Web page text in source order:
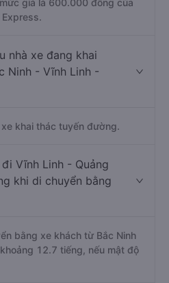
giá là 600.000 đồng của
nhà xe đang khai
Ninh - Vĩnh Linh -
khai thác tuyến đường.
Vĩnh Linh - Quảng
khi di chuyển bằng
bằng xe khách từ Bắc Ninh
12.7 tiếng, nếu mật độ